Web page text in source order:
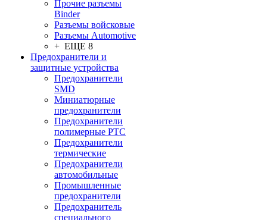
Прочие разъемы
Binder
Разъемы войсковые
Разъeмы Automotive
+ ЕЩЕ 8
Предохранители и
защитные устройства
Предохранители
SMD
Миниатюрные
предохранители
Предохранители
полимерные PTC
Предохранители
термические
Предохранители
автомобильные
Промышленные
предохранители
Предохранитель
специального